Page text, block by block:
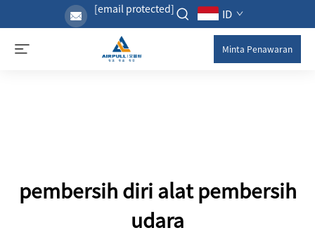
[email protected] ID
Minta Penawaran
pembersih diri alat pembersih
udara